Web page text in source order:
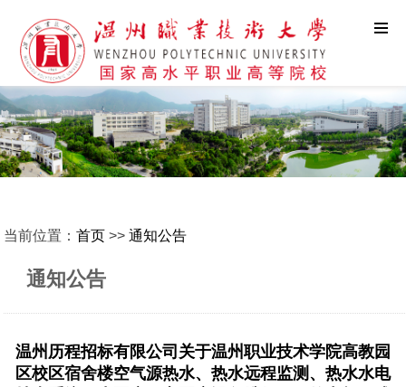
当前位置：首页 >>通知公告
通知公告
温州历程招标有限公司关于温州职业技术学院高教园
区校区宿舍楼空气源热水、热水远程监测、热水水电